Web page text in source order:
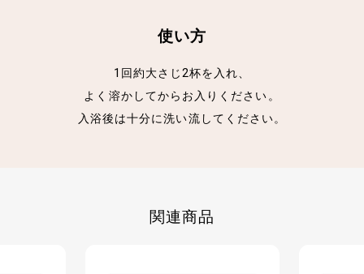
使い方
1回約大さじ2杯を入れ、
よく溶かしてからお入りください。
入浴後は十分に洗い流してください。
関連商品